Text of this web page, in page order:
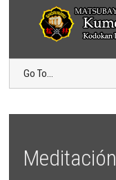
Go To...
Meditación